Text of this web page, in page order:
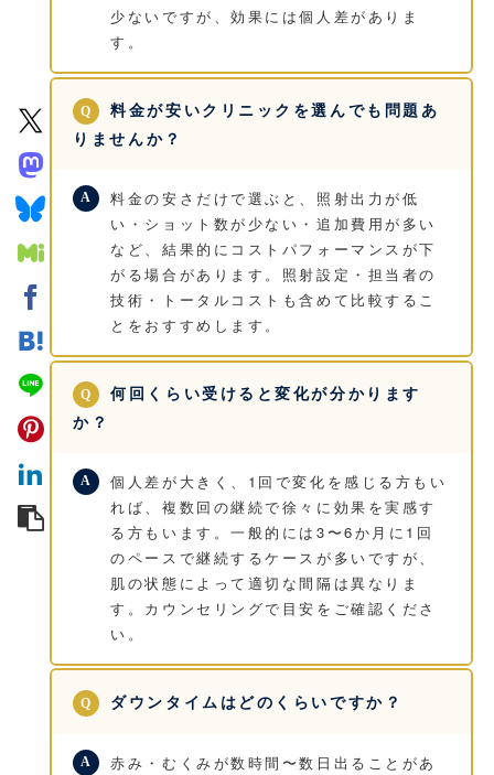
少ないですが、効果には個人差がありま
す。
料金が安いクリニックを選んでも問題あ
りませんか？
料金の安さだけで選ぶと、照射出力が低
い・ショット数が少ない・追加費用が多い
など、結果的にコストパフォーマンスが下
がる場合があります。照射設定・担当者の
技術・トータルコストも含めて比較するこ
とをおすすめします。
何回くらい受けると変化が分かります
か？
個人差が大きく、1回で変化を感じる方もい
れば、複数回の継続で徐々に効果を実感す
る方もいます。一般的には3〜6か月に1回
のペースで継続するケースが多いですが、
肌の状態によって適切な間隔は異なりま
す。カウンセリングで目安をご確認くださ
い。
ダウンタイムはどのくらいですか？
赤み・むくみが数時間〜数日出ることがあ